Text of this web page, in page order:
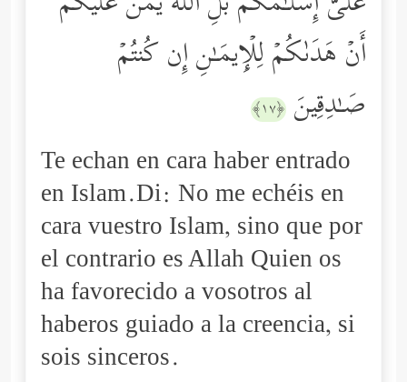
أَنۡ هَدَىٰكُمۡ لِلۡإِیمَـٰنِ إِن كُنتُمۡ
صَـٰدِقِینَ ﴿١٧﴾
Te echan en cara haber entrado
en Islam.Di: No me echéis en
cara vuestro Islam, sino que por
el contrario es Allah Quien os
ha favorecido a vosotros al
haberos guiado a la creencia, si
sois sinceros.